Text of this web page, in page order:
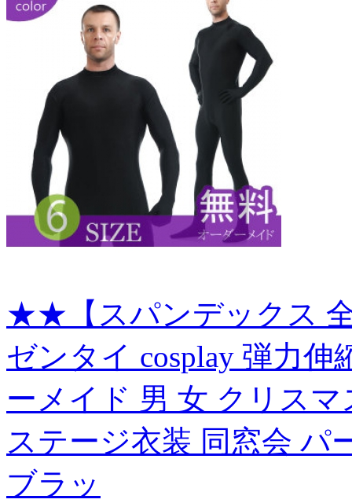
★★【スパンデックス
ゼンタイ cosplay 弾力
ーメイド 男 女 クリス
ステージ衣装 同窓会
ブラッ